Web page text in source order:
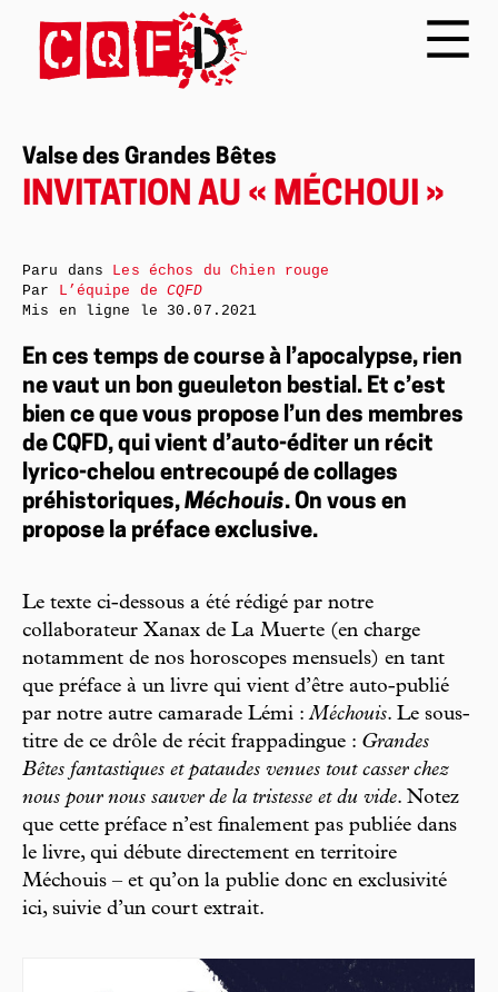
Valse des Grandes Bêtes
INVITATION AU « MÉCHOUI »
En ces temps de course à l’apocalypse, rien
ne vaut un bon gueuleton bestial. Et c’est
bien ce que vous propose l’un des membres
de CQFD, qui vient d’auto-éditer un récit
lyrico-chelou entrecoupé de collages
préhistoriques, Méchouis. On vous en
propose la préface exclusive.
Le texte ci-dessous a été rédigé par notre
collaborateur Xanax de La Muerte (en charge
notamment de nos horoscopes mensuels) en tant
que préface à un livre qui vient d’être auto-publié
par notre autre camarade Lémi :Méchouis. Le sous-
titre de ce drôle de récit frappadingue : Grandes
Bêtes fantastiques et pataudes venues tout casser chez
nous pour nous sauver de la tristesse et du vide. Notez
que cette préface n’est finalement pas publiée dans
le livre, qui débute directement en territoire
Méchouis – et qu’on la publie donc en exclusivité
ici, suivie d’un court extrait.
Paru dans Les échos du Chien rouge
Par L’équipe deCQFD
Mis en ligne le 30.07.2021